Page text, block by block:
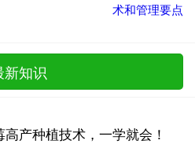
术和管理要点
新知识
产种植技术，一学就会！